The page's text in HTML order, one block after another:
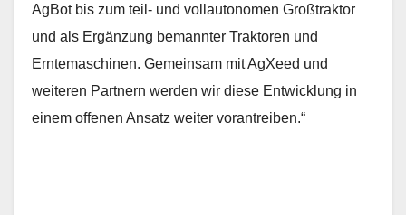
AgBot bis zum teil- und vollautonomen Großtraktor
und als Ergänzung bemannter Traktoren und
Erntemaschinen. Gemeinsam mit AgXeed und
weiteren Partnern werden wir diese Entwicklung in
einem offenen Ansatz weiter vorantreiben.“